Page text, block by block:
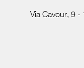
Via Cavour, 9 -